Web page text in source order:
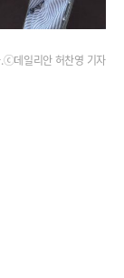
데일리안 허찬영 기자